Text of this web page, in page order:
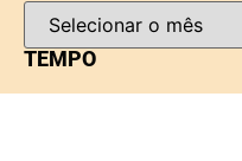
TEMPO